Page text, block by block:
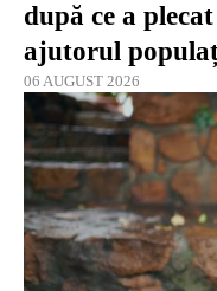
după ce a
ajutorul
06 AUGUST 2026